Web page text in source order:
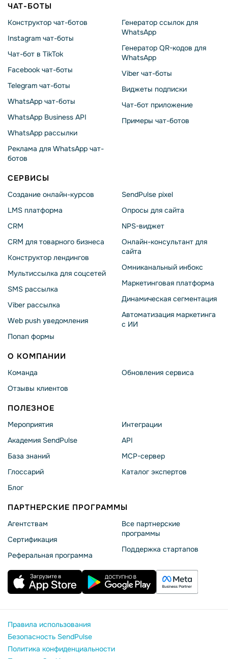
ЧАТ-БОТЫ
Конструктор чат-ботов
Instagram чат-боты
Чат-бот в TikTok
Facebook чат-боты
Telegram чат-боты
WhatsApp чат-боты
WhatsApp Business API
WhatsApp рассылки
Реклама для WhatsApp чат-
ботов
Генератор ссылок для
WhatsApp
Генератор QR-кодов для
WhatsApp
Viber чат-боты
Виджеты подписки
Чат-бот приложение
Примеры чат-ботов
СЕРВИСЫ
Создание онлайн-курсов
LMS платформа
CRM
CRM для товарного бизнеса
Конструктор лендингов
Мультиссылка для соцсетей
SMS рассылка
Viber рассылка
Web push уведомления
Попап формы
SendPulse pixel
Опросы для сайта
NPS-виджет
Онлайн-консультант для
сайта
Омниканальный инбокс
Маркетинговая платформа
Динамическая сегментация
Автоматизация маркетинга
с ИИ
О КОМПАНИИ
Команда
Отзывы клиентов
Обновления сервиса
ПОЛЕЗНОЕ
Мероприятия
Академия SendPulse
База знаний
Глоссарий
Блог
Интеграции
API
MCP-сервер
Каталог экспертов
ПАРТНЕРСКИЕ ПРОГРАММЫ
Агентствам
Сертификация
Реферальная программа
Все партнерские
программы
Поддержка стартапов
Правила использования
Безопасность SendPulse
Политика конфиденциальности